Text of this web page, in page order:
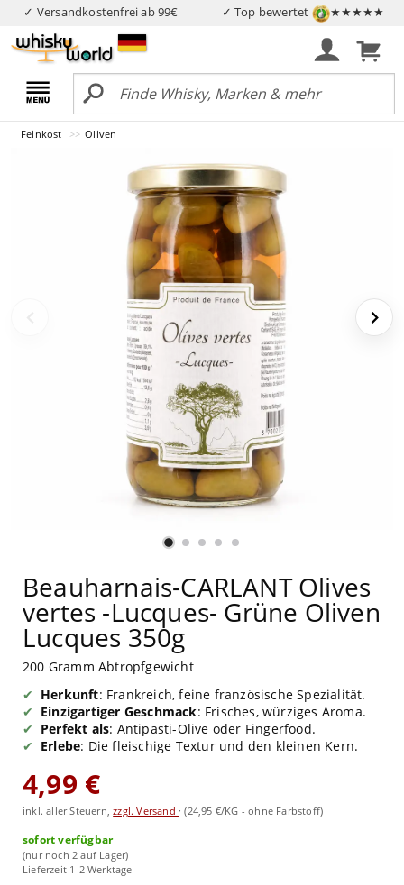
✓ Versandkostenfrei ab 99€ ✓ Top bewertet ★★★★★
Feinkost Oliven
Beauharnais-CARLANT Olives
vertes -Lucques- Grüne Oliven
Lucques 350g
200 Gramm Abtropfgewicht
Herkunft: Frankreich, feine französische Spezialität.
Einzigartiger Geschmack: Frisches, würziges Aroma.
Perfekt als: Antipasti-Olive oder Fingerfood.
Erlebe: Die fleischige Textur und den kleinen Kern.
4,99 €
inkl. aller Steuern,zzgl. Versand ·(24,95 €/KG - ohne Farbstoff)
sofort verfügbar
(nur noch 2 auf Lager)
Lieferzeit 1-2 Werktage